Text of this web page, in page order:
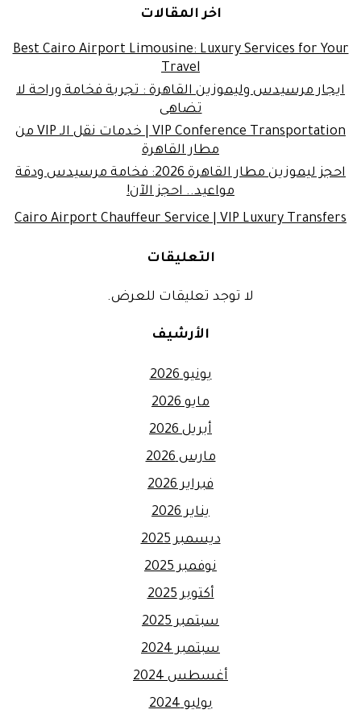
اخر المقالات
Best Cairo Airport Limousine: Luxury Services for Your
Travel
ايجار مرسيدس وليموزين القاهرة : تجربة فخامة وراحة لا
تضاهى
VIP Conference Transportation | خدمات نقل الـ VIP من
مطار القاهرة
احجز ليموزين مطار القاهرة 2026: فخامة مرسيدس ودقة
مواعيد.. احجز الآن!
Cairo Airport Chauffeur Service | VIP Luxury Transfers
التعليقات
لا توجد تعليقات للعرض.
الأرشيف
يونيو 2026
مايو 2026
أبريل 2026
مارس 2026
فبراير 2026
يناير 2026
ديسمبر 2025
نوفمبر 2025
أكتوبر 2025
سبتمبر 2025
سبتمبر 2024
أغسطس 2024
يوليو 2024